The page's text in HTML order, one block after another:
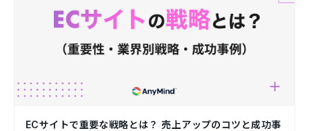
ECサイトで重要な戦略とは？ 売上アップのコツと成功事